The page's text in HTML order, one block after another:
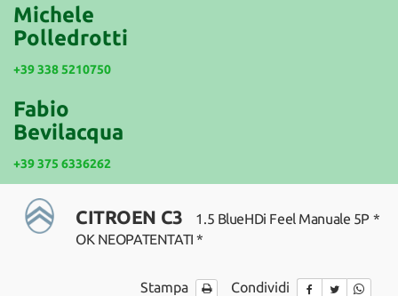
NEWS
Michele
Polledrotti
+39 338 5210750
Fabio
Bevilacqua
+39 375 6336262
CITROEN C3
1.5 BlueHDi Feel Manuale 5P *
OK NEOPATENTATI *
Stampa Condividi
tracciamento
che
adottiamo
offrire
funzionalità
e
le
attività
di
seguito
descritte.